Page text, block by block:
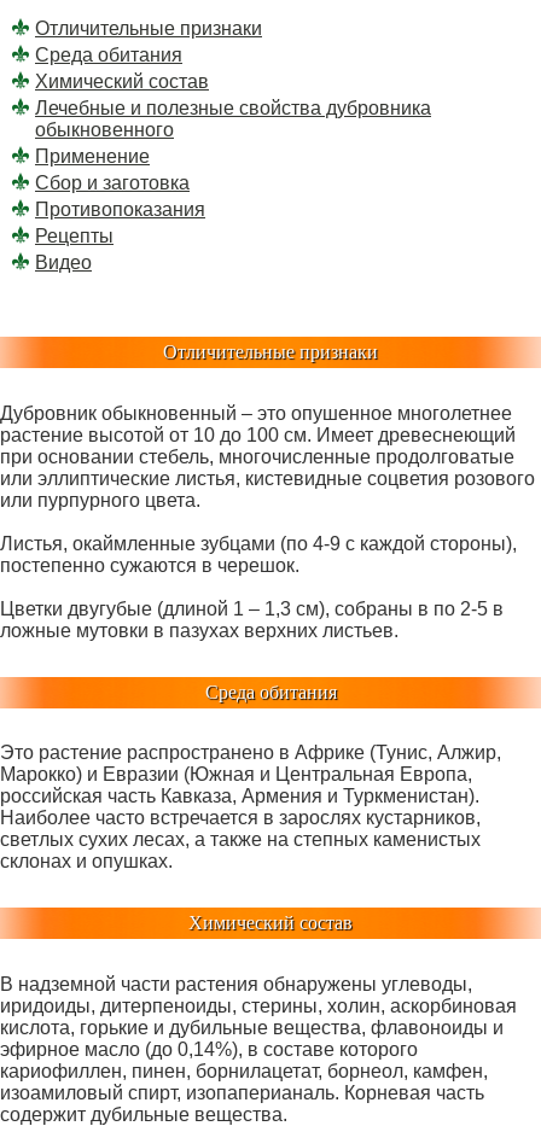
Отличительные признаки
Среда обитания
Химический состав
Лечебные и полезные свойства дубровника
обыкновенного
Применение
Сбор и заготовка
Противопоказания
Рецепты
Видео
Отличительные признаки
Дубровник обыкновенный – это опушенное многолетнее
растение высотой от 10 до 100 см. Имеет древеснеющий
при основании стебель, многочисленные продолговатые
или эллиптические листья, кистевидные соцветия розового
или пурпурного цвета.
Листья, окаймленные зубцами (по 4-9 с каждой стороны),
постепенно сужаются в черешок.
Цветки двугубые (длиной 1 – 1,3 см), собраны в по 2-5 в
ложные мутовки в пазухах верхних листьев.
Среда обитания
Это растение распространено в Африке (Тунис, Алжир,
Марокко) и Евразии (Южная и Центральная Европа,
российская часть Кавказа, Армения и Туркменистан).
Наиболее часто встречается в зарослях кустарников,
светлых сухих лесах, а также на степных каменистых
склонах и опушках.
Химический состав
В надземной части растения обнаружены углеводы,
иридоиды, дитерпеноиды, стерины, холин, аскорбиновая
кислота, горькие и дубильные вещества, флавоноиды и
эфирное масло (до 0,14%), в составе которого
кариофиллен, пинен, борнилацетат, борнеол, камфен,
изоамиловый спирт, изопаперианаль. Корневая часть
содержит дубильные вещества.